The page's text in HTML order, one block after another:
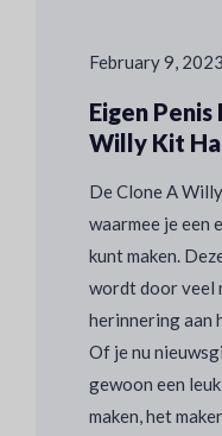
February 9, 2023
Eigen
Willy Kit
De Clone A
waarmee je een
kunt maken.
wordt door veel
herinnering aan
Of je nu
gewoon een
maken, het